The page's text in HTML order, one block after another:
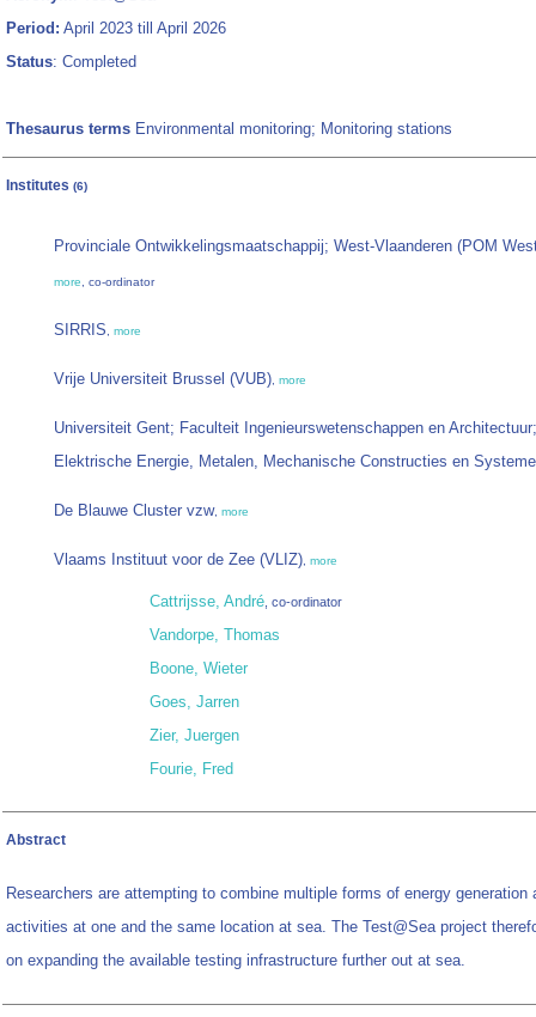
Period: April 2023 till April 2026
Status: Completed
Thesaurus terms Environmental monitoring; Monitoring stations
Institutes (6)
Provinciale Ontwikkelingsmaatschappij; West-Vlaanderen (POM
more, co-ordinator
SIRRIS, more
Vrije Universiteit Brussel (VUB), more
Universiteit Gent; Faculteit Ingenieurswetenschappen en
Elektrische Energie, Metalen, Mechanische Constructies en
De Blauwe Cluster vzw, more
Vlaams Instituut voor de Zee (VLIZ), more
Cattrijsse, André, co-ordinator
Vandorpe, Thomas
Boone, Wieter
Goes, Jarren
Zier, Juergen
Fourie, Fred
Abstract
Researchers are attempting to combine multiple forms of energy generation
activities at one and the same location at sea. The Test@Sea project
on expanding the available testing infrastructure further out at sea.